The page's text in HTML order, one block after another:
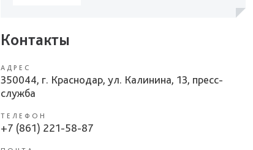
Контакты
АДРЕС
350044, г. Краснодар, ул. Калинина, 13, пресс-
служба
ТЕЛЕФОН
+7 (861) 221-58-87